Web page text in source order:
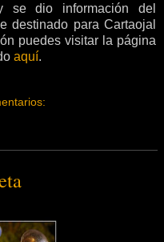
dio información del
destinado para Cartaojal
puedes visitar la página
aquí.